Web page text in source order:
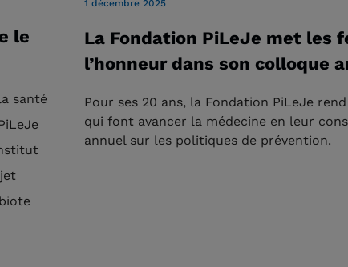
le
santé
1 décembre 2025
La Fondation PiLeJe met les
l’honneur dans son colloque
Pour ses 20 ans, la Fondation PiLeJe
qui font avancer la médecine en leur
annuel sur les politiques de prévention.